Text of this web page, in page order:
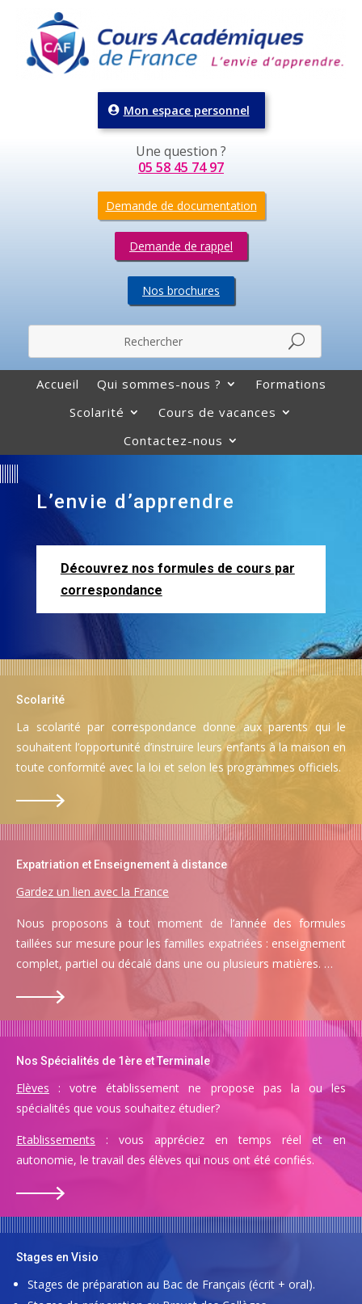
Mon espace personnel
Une question ?
05 58 45 74 97
Demande de documentation
Demande de rappel
Nos brochures
Accueil Qui sommes-nous ?
Formations
Scolarité
Cours de vacances
Contactez-nous
L’envie d’apprendre
Découvrez nos formules de cours par
correspondance
Scolarité
La scolarité par correspondance donne aux parents qui le
souhaitent l’opportunité d’instruire leurs enfants à la maison en
toute conformité avec la loi et selon les programmes officiels.
Expatriation et Enseignement à distance
Gardez un lien avec la France
Nous proposons à tout moment de l’année des formules
taillées sur mesure pour les familles expatriées : enseignement
complet, partiel ou décalé dans une ou plusieurs matières. …
Nos Spécialités de 1ère et Terminale
Elèves : votre établissement ne propose pas la ou les
spécialités que vous souhaitez étudier?
Etablissements : vous appréciez en temps réel et en
autonomie, le travail des élèves qui nous ont été confiés.
Stages en Visio
Stages de préparation au Bac de Français (écrit + oral).